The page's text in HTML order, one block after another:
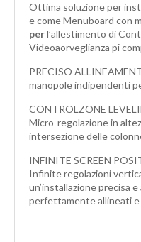
Ottima soluzione per
e come Menuboard con
perl’allestimento di
Videoaorveglianza pi
PRECISO
manopole indipendenti
CONTROLZONE
Micro-regolazione in
intersezione delle
INFINITE SCREEN
Infinite regolazioni
un’installazione precisa
perfettamente allineati